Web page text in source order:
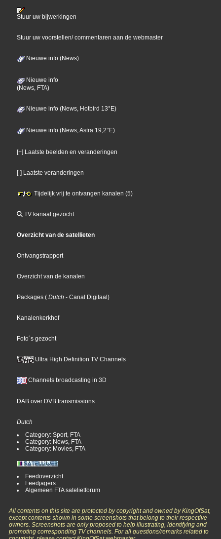
Stuur uw bijwerkingen
Stuur uw voorstellen/ commentaren aan de webmaster
Nieuwe info (News)
Nieuwe info
(News, FTA)
Nieuwe info (News, Hotbird 13°E)
Nieuwe info (News, Astra 19,2°E)
[+] Laatste beelden en veranderingen
[-] Laatste veranderingen
Tijdelijk vrij te ontvangen kanalen (5)
TV kanaal gezocht
Overzicht van de satellieten
Ontvangstrapport
Overzicht van de kanalen
Packages ( Dutch - Canal Digitaal)
Kanalenkerkhof
Foto´s gezocht
Ultra High Definition TV Channels
Channels broadcasting in 3D
DAB over DVB transmissions
Dutch
Category: Sport, FTA
Category: News, FTA
Category: Movies, FTA
Feedoverzicht
Feedjagers
Algemeen FTA satelietforum
All contents on this site are protected by copyright and owned by KingOfSat,
except contents shown in some screenshots that belong to their respective
owners. Screenshots are only proposed to help illustrating, identifying and
promoting corresponding TV channels. For all questions/remarks related to